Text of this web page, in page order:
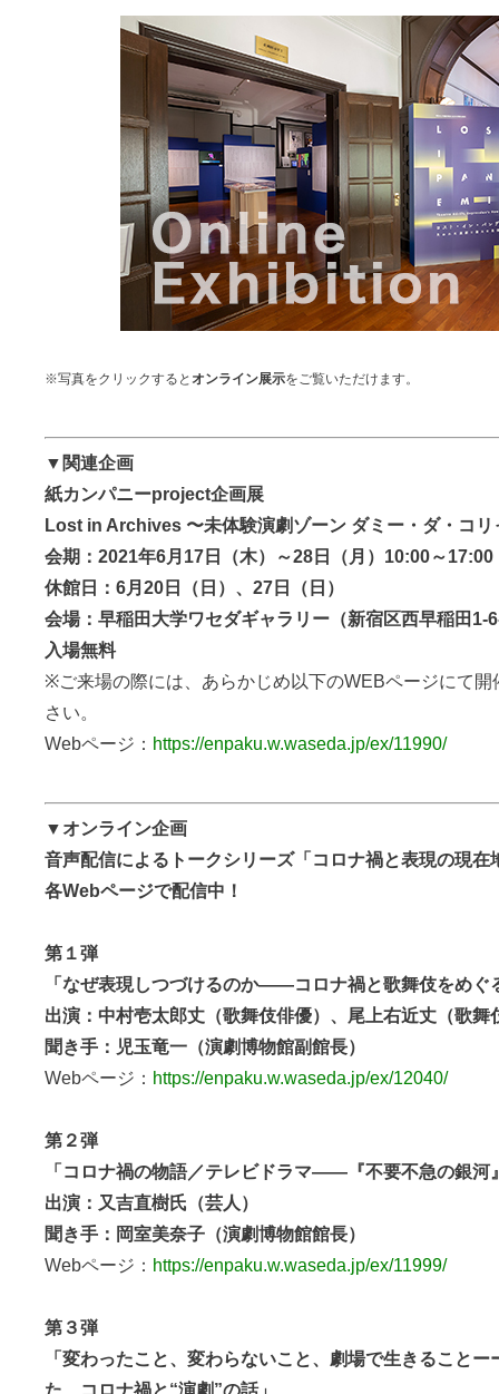
※写真をクリックすると オンライン展示をご覧いただけます。
▼関連企画
紙カンパニーproject企画展
Lost in Archives 〜未体験演劇ゾーン ダミー・ダ・コリ
会期：2021年6月17日（木）～28日（月）10:00～17:00
休館日：6月20日（日）、27日（日）
会場：早稲田大学ワセダギャラリー（新宿区西早稲田
入場無料
※ご来場の際には、あらかじめ以下のWEBページにて開
さい。
Webページ： https://enpaku.w.waseda.jp/ex/11990/
▼オンライン企画
音声配信によるトークシリーズ「コロナ禍と表現の現在
各Webページで配信中！
第１弾
「なぜ表現しつづけるのか――コロナ禍と歌舞伎をめぐ
出演：中村壱太郎丈（歌舞伎俳優）、尾上右近丈（歌舞
聞き手：児玉竜一（演劇博物館副館長）
Webページ： https://enpaku.w.waseda.jp/ex/12040/
第２弾
「コロナ禍の物語／テレビドラマ――『不要不急の銀河
出演：又吉直樹氏（芸人）
聞き手：岡室美奈子（演劇博物館館長）
Webページ： https://enpaku.w.waseda.jp/ex/11999/
第３弾
「変わったこと、変わらないこと、劇場で生きること
た、コロナ禍と“演劇”の話」